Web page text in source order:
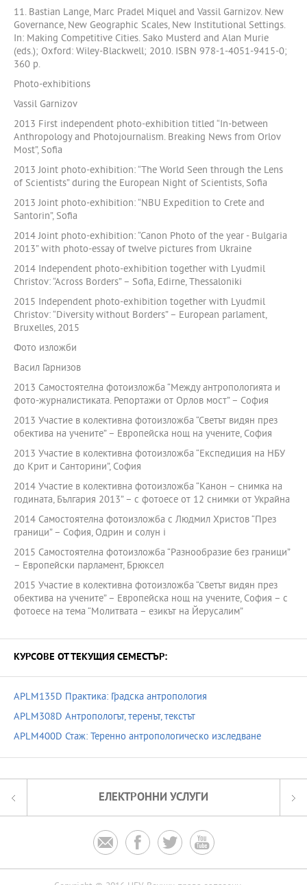
11. Bastian Lange, Marc Pradel Miquel and Vassil Garnizov. New
Governance, New Geographic Scales, New Institutional Settings.
In: Making Competitive Cities. Sako Musterd and Alan Murie
(eds.); Oxford: Wiley-Blackwell; 2010. ISBN 978-1-4051-9415-0;
360 p.
Photo-exhibitions
Vassil Garnizov
2013 First independent photo-exhibition titled “In-between
Anthropology and Photojournalism. Breaking News from Orlov
Most”, Sofia
2013 Joint photo-exhibition: “The World Seen through the Lens
of Scientists” during the European Night of Scientists, Sofia
2013 Joint photo-exhibition: “NBU Expedition to Crete and
Santorin”, Sofia
2014 Joint photo-exhibition: “Canon Photo of the year - Bulgaria
2013” with photo-essay of twelve pictures from Ukraine
2014 Independent photo-exhibition together with Lyudmil
Christov: “Across Borders” – Sofia, Edirne, Thessaloniki
2015 Independent photo-exhibition together with Lyudmil
Christov: “Diversity without Borders” – European parlament,
Bruxelles, 2015
Фото изложби
Васил Гарнизов
2013 Самостоятелна фотоизложба “Между антропологията и
фото-журналистиката. Репортажи от Орлов мост” – София
2013 Участие в колективна фотоизложба “Светът видян през
обектива на учените” – Европейска нощ на учените, София
2013 Участие в колективна фотоизложба “Експедиция на НБУ
до Крит и Санторини”, София
2014 Участие в колективна фотоизложба “Канон – снимка на
годината, България 2013” – с фотоесе от 12 снимки от Украйна
2014 Самостоятелна фотоизложба с Людмил Христов “През
граници” – София, Одрин и солун i
2015 Самостоятелна фотоизложба “Разнообразие без граници”
– Европейски парламент, Брюксел
2015 Участие в колективна фотоизложба “Светът видян през
обектива на учените” – Европейска нощ на учените, София – с
фотоесе на тема “Молитвата – езикът на Йерусалим”
КУРСОВЕ ОТ ТЕКУЩИЯ СЕМЕСТЪР:
APLM135D Практика: Градска антропология
APLM308D Антропологът, теренът, текстът
APLM400D Стаж: Теренно антропологическо изследване
ЕЛЕКТРОННИ УСЛУГИ
   